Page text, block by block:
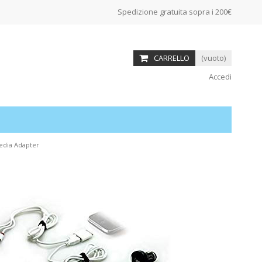
Spedizione gratuita sopra i 200€
CARRELLO
(vuoto)
Accedi
Adapter